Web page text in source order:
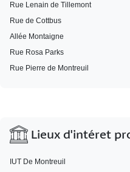
Rue Lenain de Tillemont
Rue de Cottbus
Allée Montaigne
Rue Rosa Parks
Rue Pierre de Montreuil
Lieux d'intéret
IUT De Montreuil